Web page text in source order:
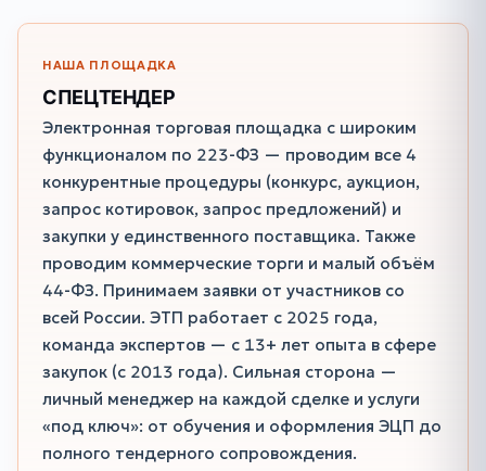
НАША ПЛОЩАДКА
СПЕЦТЕНДЕР
Электронная торговая площадка с широким
функционалом по 223-ФЗ — проводим все 4
конкурентные процедуры (конкурс, аукцион,
запрос котировок, запрос предложений) и
закупки у единственного поставщика. Также
проводим коммерческие торги и малый объём
44-ФЗ. Принимаем заявки от участников со
всей России. ЭТП работает с 2025 года,
команда экспертов — с 13+ лет опыта в сфере
закупок (с 2013 года). Сильная сторона —
личный менеджер на каждой сделке и услуги
«под ключ»: от обучения и оформления ЭЦП до
полного тендерного сопровождения.